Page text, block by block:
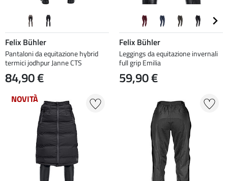
Felix Bühler
Pantaloni da equitazione hybrid
termici jodhpur Janne CTS
84,90 €
Felix Bühler
Leggings da equitazione invernali
full grip Emilia
59,90 €
NOVITÀ